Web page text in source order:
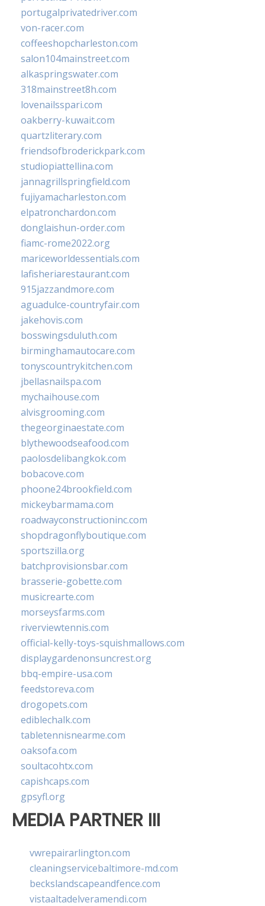
portugalprivatedriver.com
von-racer.com
coffeeshopcharleston.com
salon104mainstreet.com
alkaspringswater.com
318mainstreet8h.com
lovenailsspari.com
oakberry-kuwait.com
quartzliterary.com
friendsofbroderickpark.com
studiopiattellina.com
jannagrillspringfield.com
fujiyamacharleston.com
elpatronchardon.com
donglaishun-order.com
fiamc-rome2022.org
mariceworldessentials.com
lafisheriarestaurant.com
915jazzandmore.com
aguadulce-countryfair.com
jakehovis.com
bosswingsduluth.com
birminghamautocare.com
tonyscountrykitchen.com
jbellasnailspa.com
mychaihouse.com
alvisgrooming.com
thegeorginaestate.com
blythewoodseafood.com
paolosdelibangkok.com
bobacove.com
phoone24brookfield.com
mickeybarmama.com
roadwayconstructioninc.com
shopdragonflyboutique.com
sportszilla.org
batchprovisionsbar.com
brasserie-gobette.com
musicrearte.com
morseysfarms.com
riverviewtennis.com
official-kelly-toys-squishmallows.com
displaygardenonsuncrest.org
bbq-empire-usa.com
feedstoreva.com
drogopets.com
ediblechalk.com
tabletennisnearme.com
oaksofa.com
soultacohtx.com
capishcaps.com
gpsyfl.org
MEDIA PARTNER III
vwrepairarlington.com
cleaningservicebaltimore-md.com
beckslandscapeandfence.com
vistaaltadelveramendi.com